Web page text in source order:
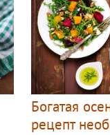
Богатая
рецепт